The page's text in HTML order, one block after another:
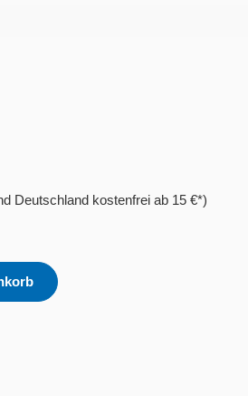
Deutschland kostenfrei ab 15 €*)